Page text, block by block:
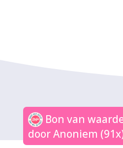
Bon van
door Anoniem